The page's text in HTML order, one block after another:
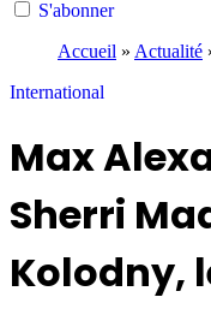
S'abonner
Accueil » Actualité
International
Max
Sherri
Kolodny,